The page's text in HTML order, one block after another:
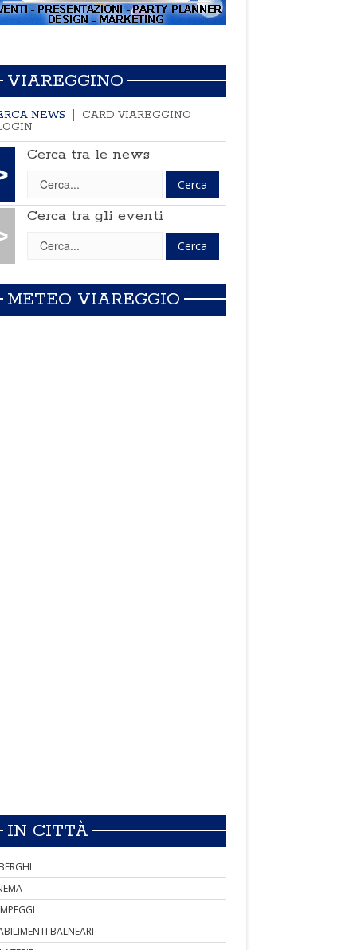
VIAREGGINO
NEWS
CARD VIAREGGINO
Cerca tra le news
Cerca tra gli eventi
METEO VIAREGGIO
IN CITTÀ
BALNEARI